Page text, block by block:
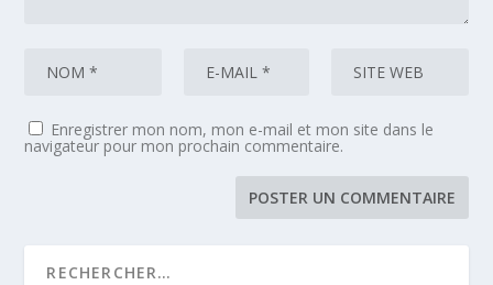
Enregistrer mon nom, mon e-mail et mon site dans le
navigateur pour mon prochain commentaire.